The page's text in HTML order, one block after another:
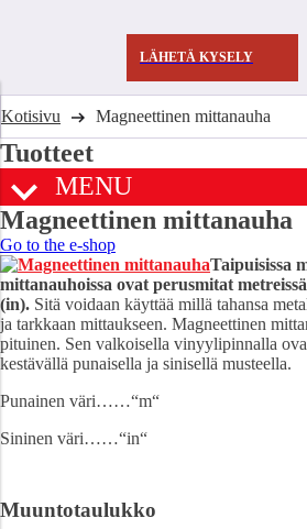
LÄHETÄ KYSELY
Kotisivu Magneettinen mittanauha
Tuotteet
MENU
Magneettinen mittanauha
Go to the e-shop
Taipuisissa
mittanauhoissa ovat perusmitat
(in). Sitä voidaan käyttää millä tahansa
ja tarkkaan mittaukseen. Magneettinen
pituinen. Sen valkoisella vinyylipinnalla
kestävällä punaisella ja sinisellä musteella.
Punainen väri……“m“
Sininen väri……“in“
Muuntotaulukko